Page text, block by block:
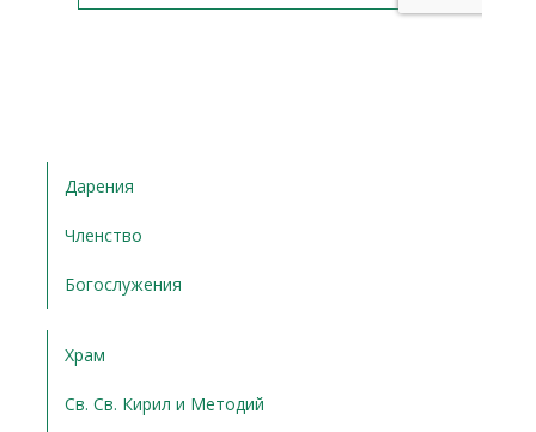
Дарения
Членство
Богослужения
Храм
Св. Св. Кирил и Методий